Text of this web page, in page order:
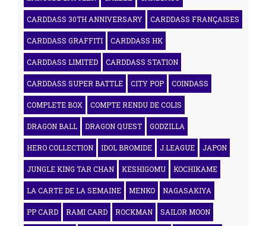
CARDDASS 30TH ANNIVERSARY CARDDASS FRANÇAISES
CARDDASS GRAFFITI CARDDASS HK
CARDDASS LIMITED CARDDASS STATION
CARDDASS SUPER BATTLE CITY POP COINDASS
COMPLETE BOX COMPTE RENDU DE COLIS
DRAGON BALL DRAGON QUEST GODZILLA
HERO COLLECTION IDOL BROMIDE J.LEAGUE JAPON
JUNGLE KING TAR CHAN KESHIGOMU KOCHIKAME
LA CARTE DE LA SEMAINE MENKO NAGASAKIYA
PP CARD RAMI CARD ROCKMAN SAILOR MOON